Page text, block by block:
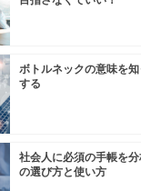
ボトルネックの意味を
する
社会人に必須の手帳を
の選び方と使い方